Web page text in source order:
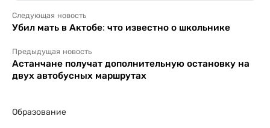
Следующая новость
Убил мать в Актобе: что известно о школьнике
Предыдущая новость
Астанчане получат дополнительную остановку на
двух автобусных маршрутах
Образование